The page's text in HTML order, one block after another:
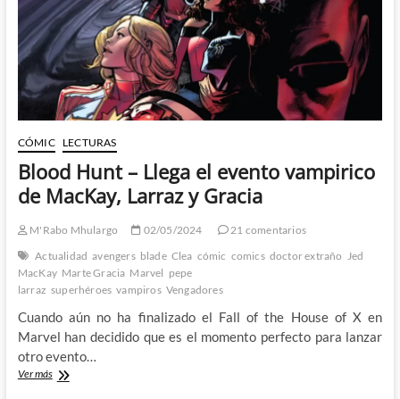
Krakoa
CÓMIC LECTURAS
Blood Hunt – Llega el evento vampirico
de MacKay, Larraz y Gracia
M'Rabo Mhulargo 02/05/2024
21 comentarios
Actualidad avengers blade Clea cómic comics doctor extraño Jed
MacKay Marte Gracia Marvel pepe
larraz superhéroes vampiros Vengadores
Cuando aún no ha finalizado el Fall of the House of X en
Marvel han decidido que es el momento perfecto para lanzar
otro evento…
Ver másBlood